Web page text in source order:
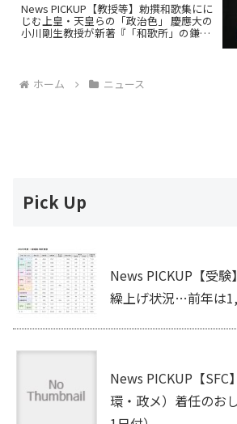
News PICKUP【教授等】勅撰和歌集にに
じむ上皇・天皇らの「政治色」 慶應大の
小川剛生教授が新著『「和歌所」の鎌倉
ホーム ニュース
Pick Up
News PICKUP【受
繰上げ状況…前年は
News PICKUP【SFC
環・政メ）着任のお